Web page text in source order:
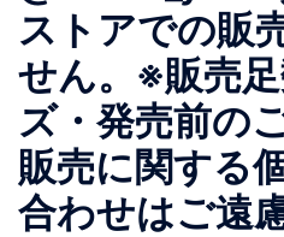
ストアでの販
せん。※販売
ズ・発売前の
販売に関する
合わせはご遠